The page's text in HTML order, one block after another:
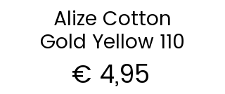
Alize Cotton
Gold Yellow 110
€ 4,95